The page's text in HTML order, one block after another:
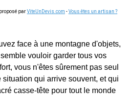
parViteUnDevis.com -Vous êtes un artisan ?
face à une montagne d'objets,
vouloir garder tous vos
vous n'êtes sûrement pas seul
qui arrive souvent, et qui
casse-tête pour tout le monde